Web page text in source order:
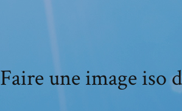
Faire une image iso